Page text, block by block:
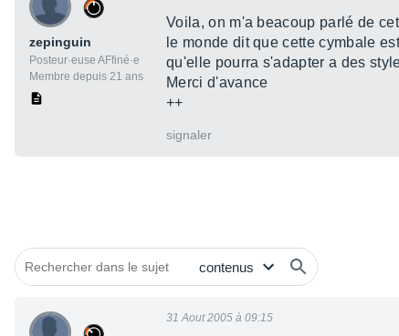
zepinguin
Posteur·euse AFfiné·e
Membre depuis 21 ans
Voila, on m'a beacoup parlé de
le monde dit que cette cymbale
qu'elle pourra s'adapter a des
Merci d'avance
++
signaler
31 Aout 2005 à 09:15